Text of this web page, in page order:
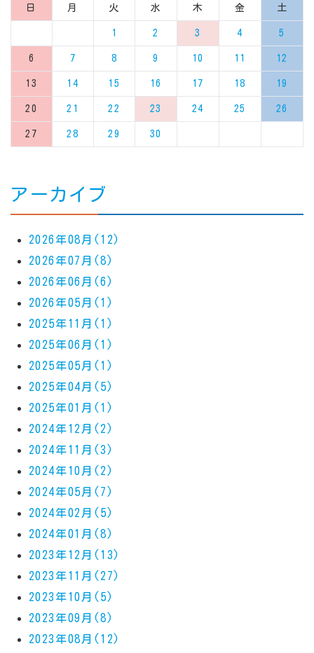
日 月 火 水 木 金 土
1 2 3 4 5
6 7 8 9 10 11 12
13 14 15 16 17 18 19
20 21 22 23 24 25 26
27 28 29 30
アーカイブ
2026年08月(12)
2026年07月(8)
2026年06月(6)
2026年05月(1)
2025年11月(1)
2025年06月(1)
2025年05月(1)
2025年04月(5)
2025年01月(1)
2024年12月(2)
2024年11月(3)
2024年10月(2)
2024年05月(7)
2024年02月(5)
2024年01月(8)
2023年12月(13)
2023年11月(27)
2023年10月(5)
2023年09月(8)
2023年08月(12)